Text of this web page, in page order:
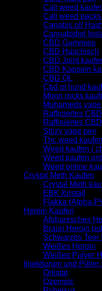
Cali weed
Cali weed
Canabis ol/
Cannabidiol
CBD Gummies
CBD Haschisch
CBD Joint
CBD Kapseln
CBD OL
Cbd ol hund
Moon rocks
Muhameds
Raffiniertes
Raffiniertes
Stiizy vape pen
Thc weed
Weed kaufen (
Weed kaufen
Weed online
Crystal Meth Kaufen
Crystal Meth
EBK Kristall
Flakka (Alpha-
Heroin Kaufen
Afghanisches
Braun Heroin
Schwarzes Teer
Weißes Heroin
Weißes Pulver
Injektionen und
Orlistat
Ozempic